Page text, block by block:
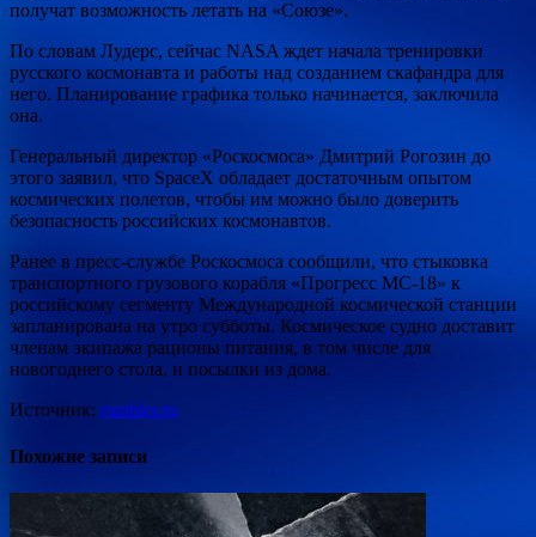
получат возможность летать на «Союзе».
По словам Лудерс, сейчас NASA ждет начала тренировки
русского космонавта и работы над созданием скафандра для
него. Планирование графика только начинается, заключила
она.
Генеральный директор «Роскосмоса» Дмитрий Рогозин до
этого заявил, что SpaceX обладает достаточным опытом
космических полетов, чтобы им можно было доверить
безопасность российских космонавтов.
Ранее в пресс-службе Роскосмоса сообщили, что стыковка
транспортного грузового корабля «Прогресс МС-18» к
российскому сегменту Международной космической станции
запланирована на утро субботы. Космическое судно доставит
членам экипажа рационы питания, в том числе для
новогоднего стола, и посылки из дома.
Источник: rambler.ru
Похожие записи